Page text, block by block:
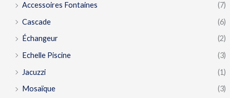
Accessoires Fontaines
(7)
Cascade
(6)
Échangeur
(2)
Echelle Piscine
(3)
Jacuzzi
(1)
Mosaïque
(3)